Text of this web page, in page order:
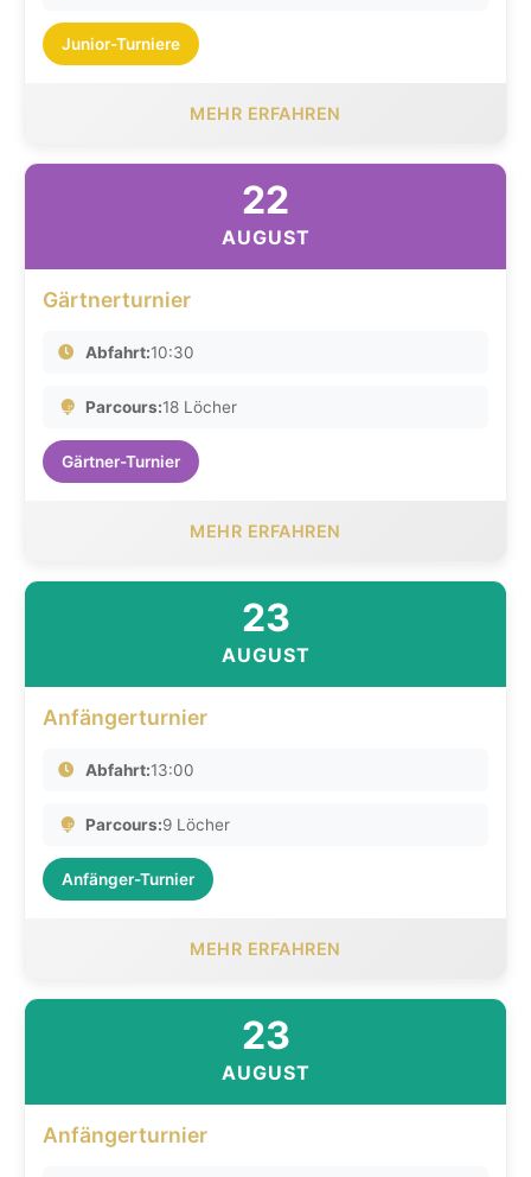
Junior-Turniere
MEHR ERFAHREN
22
AUGUST
Gärtnerturnier
Abfahrt:10:30
Parcours:18 Löcher
Gärtner-Turnier
MEHR ERFAHREN
23
AUGUST
Anfängerturnier
Abfahrt:13:00
Parcours:9 Löcher
Anfänger-Turnier
MEHR ERFAHREN
23
AUGUST
Anfängerturnier